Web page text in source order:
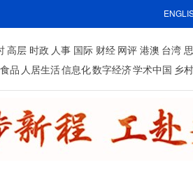
高层 时政 人事 国际 财经 网评 港澳 台湾
食品 人居生活信息化数字经济学术中国 乡